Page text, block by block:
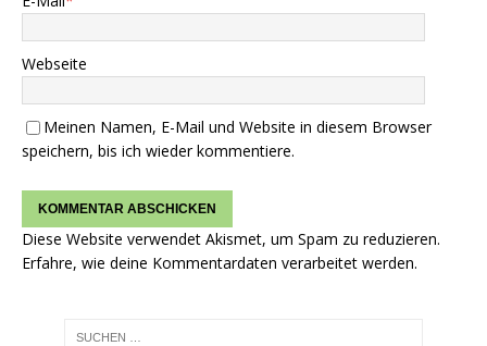
Webseite
Meinen Namen, E-Mail und Website in diesem Browser
speichern, bis ich wieder kommentiere.
Diese Website verwendet Akismet, um Spam zu reduzieren.
Erfahre, wie deine Kommentardaten verarbeitet werden.